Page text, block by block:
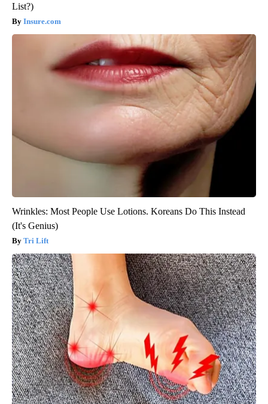
List?)
Insure.com
Wrinkles: Most People Use Lotions. Koreans Do This Instead
(It's Genius)
Tri Lift